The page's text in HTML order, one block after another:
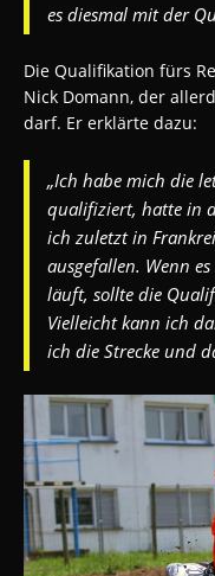
es diesmal mit der
Die Qualifikation fürs
Nick Domann, der
darf. Er erklärte dazu:
„Ich habe mich die
qualifiziert, hatte in
ich zuletzt in
ausgefallen. Wenn
läuft, sollte die
Vielleicht kann ich
ich die Strecke und